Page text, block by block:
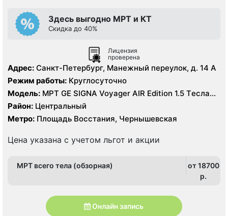
Здесь выгодно МРТ и КТ
Скидка до 40%
Лицензия
проверена
Адрес: Санкт-Петербург, Манежный переулок, д. 14 А
Режим работы: Круглосуточно
Модель: МРТ GE SIGNA Voyager AIR Edition 1.5 Tесла
полуоткрытый, КТ GE Revolution EVO 128 срезов, УЗИ
GE Vivid 11 экспертного класса
Район: Центральный
Метро: Площадь Восстания, Чернышевская
Цена указана с учетом льгот и акции
МРТ всего тела (обзорная)
от 18700
p.
Онлайн запись